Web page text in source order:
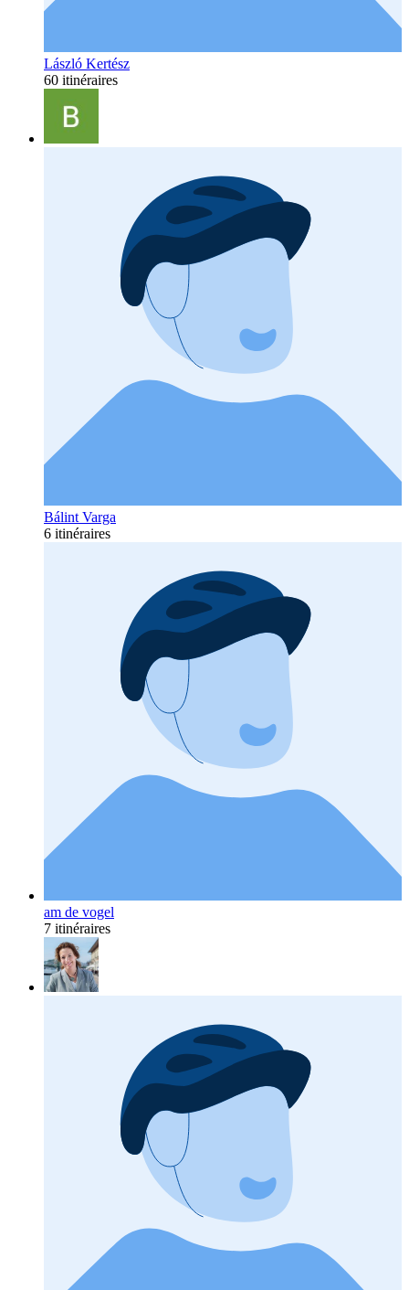
László Kertész
60 itinéraires
Bálint Varga
6 itinéraires
am de vogel
7 itinéraires